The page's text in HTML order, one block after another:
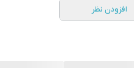
افزودن نظر